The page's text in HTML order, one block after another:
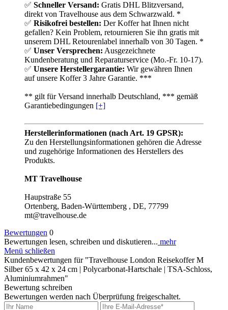
✅ Schneller Versand: Gratis DHL Blitzversand,
direkt von Travelhouse aus dem Schwarzwald. *
✅ Risikofrei bestellen: Der Koffer hat Ihnen nicht
gefallen? Kein Problem, retournieren Sie ihn gratis mit
unserem DHL Retourenlabel innerhalb von 30 Tagen. *
✅ Unser Versprechen: Ausgezeichnete
Kundenberatung und Reparaturservice (Mo.-Fr. 10-17).
✅ Unsere Herstellergarantie: Wir gewähren Ihnen
auf unsere Koffer 3 Jahre Garantie. ***
** gilt für Versand innerhalb Deutschland, *** gemäß
Garantiebedingungen [+]
Herstellerinformationen (nach Art. 19 GPSR):
Zu den Herstellungsinformationen gehören die Adresse
und zugehörige Informationen des Herstellers des
Produkts.
MT Travelhouse
Haupstraße 55
Ortenberg, Baden-Württemberg , DE, 77799
mt@travelhouse.de
Bewertungen 0
Bewertungen lesen, schreiben und diskutieren... mehr
Menü schließen
Kundenbewertungen für "Travelhouse London Reisekoffer M
Silber 65 x 42 x 24 cm | Polycarbonat-Hartschale | TSA-Schloss,
Aluminiumrahmen"
Bewertung schreiben
Bewertungen werden nach Überprüfung freigeschaltet.